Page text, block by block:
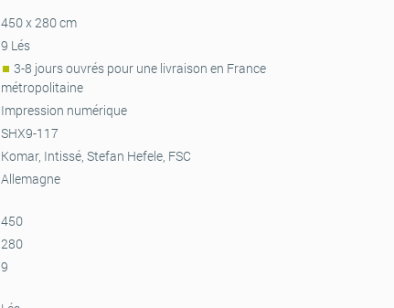
450 x 280 cm
9 Lés
3-8 jours ouvrés pour une livraison en France
métropolitaine
Impression numérique
SHX9-117
Komar, Intissé, Stefan Hefele, FSC
Allemagne
450
280
9